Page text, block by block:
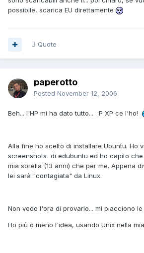
possibile, scarica EU direttamente
Quote
paperotto
Posted November 12, 2006
Beh... l'HP mi ha dato tutto... :P XP ce l'ho!
Alla fine ho scelto di installare Ubuntu. Ho
screenshots di edubuntu ed ho capito
mia sorella (13 anni) che per me. Appena
lei sarà "contagiata" da Linux.
Non vedo l'ora di provarlo... mi piacciono le
Ho più o meno l'idea, usando Unix nella